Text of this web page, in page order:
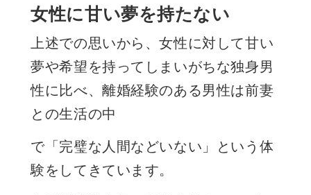
女性に甘い夢を持たない
上述での思いから、女性に対して甘い
夢や希望を持ってしまいがちな独身男
性に比べ、離婚経験のある男性は前妻
との生活の中
で「完璧な人間などいない」という体
験をしてきています。